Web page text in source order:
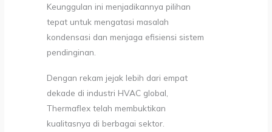
Keunggulan ini menjadikannya pilihan
tepat untuk mengatasi masalah
kondensasi dan menjaga efisiensi sistem
pendinginan.
Dengan rekam jejak lebih dari empat
dekade di industri HVAC global,
Thermaflex telah membuktikan
kualitasnya di berbagai sektor.